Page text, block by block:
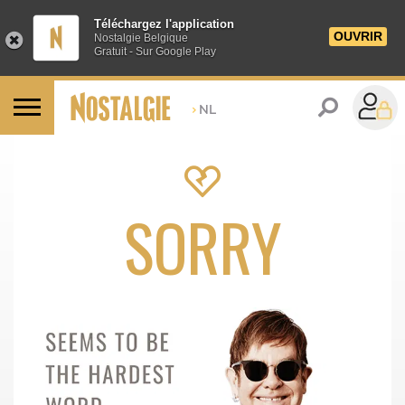
Téléchargez l'application
Nostalgie Belgique
Gratuit - Sur Google Play
OUVRIR
> NL
SORRY